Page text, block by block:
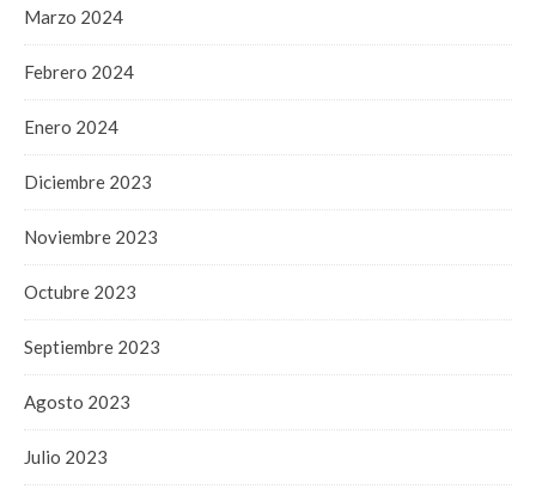
Marzo 2024
Febrero 2024
Enero 2024
Diciembre 2023
Noviembre 2023
Octubre 2023
Septiembre 2023
Agosto 2023
Julio 2023